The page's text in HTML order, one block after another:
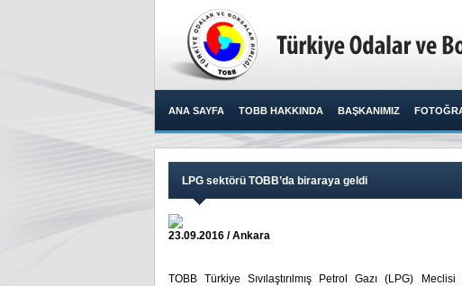
ANA SAYFA TOBB HAKKINDA BAŞKANIMIZ
LPG sektörü TOBB’da biraraya geldi
23.09.2016 / Ankara
TOBB Türkiye Sıvılaştırılmış Petrol Gazı (LPG)